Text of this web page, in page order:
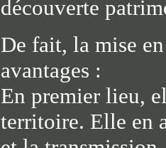
découverte
De fait, la mise
avantages :
En premier lieu,
territoire. Elle en